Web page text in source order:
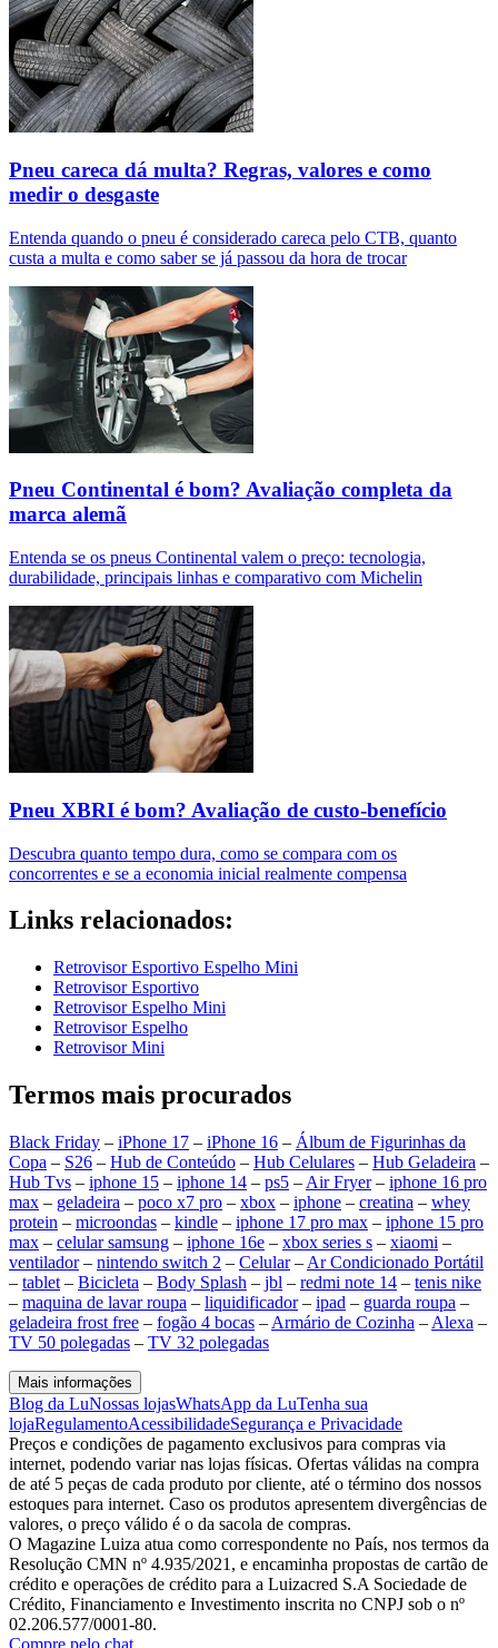
Pneu careca dá multa? Regras, valores e como
medir o desgaste
Entenda quando o pneu é considerado careca pelo CTB, quanto
custa a multa e como saber se já passou da hora de trocar
Pneu Continental é bom? Avaliação completa da
marca alemã
Entenda se os pneus Continental valem o preço: tecnologia,
durabilidade, principais linhas e comparativo com Michelin
Pneu XBRI é bom? Avaliação de custo-benefício
Descubra quanto tempo dura, como se compara com os
concorrentes e se a economia inicial realmente compensa
Links relacionados:
Retrovisor Esportivo Espelho Mini
Retrovisor Esportivo
Retrovisor Espelho Mini
Retrovisor Espelho
Retrovisor Mini
Termos mais procurados
Black Friday – iPhone 17 – iPhone 16 – Álbum de Figurinhas da
Copa – S26 – Hub de Conteúdo – Hub Celulares – Hub Geladeira –
Hub Tvs – iphone 15 – iphone 14 – ps5 – Air Fryer– iphone 16 pro
max – geladeira – poco x7 pro – xbox – iphone – creatina – whey
protein – microondas – kindle – iphone 17 pro max – iphone 15 pro
max – celular samsung – iphone 16e – xbox series s – xiaomi –
ventilador– nintendo switch 2 – Celular– Ar Condicionado Portátil
– tablet – Bicicleta – Body Splash – jbl – redmi note 14 – tenis nike
– maquina de lavar roupa – liquidificador– ipad – guarda roupa –
geladeira frost free – fogão 4 bocas – Armário de Cozinha – Alexa –
TV 50 polegadas – TV 32 polegadas
Mais informações
Blog da LuNossas lojasWhatsApp da LuTenha sua
lojaRegulamentoAcessibilidadeSegurança e Privacidade
Preços e condições de pagamento exclusivos para compras via
internet, podendo variar nas lojas físicas. Ofertas válidas na compra
de até 5 peças de cada produto por cliente, até o término dos nossos
estoques para internet. Caso os produtos apresentem divergências de
valores, o preço válido é o da sacola de compras.
O Magazine Luiza atua como correspondente no País, nos termos da
Resolução CMN nº 4.935/2021, e encaminha propostas de cartão de
crédito e operações de crédito para a Luizacred S.A Sociedade de
Crédito, Financiamento e Investimento inscrita no CNPJ sob o nº
02.206.577/0001-80.